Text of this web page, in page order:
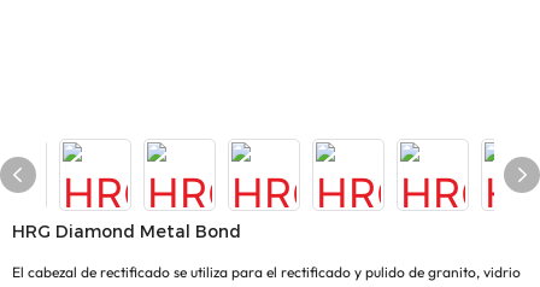
HRG Diamond Metal Bond
El cabezal de rectificado se utiliza para el rectificado y pulido de granito, vidrio